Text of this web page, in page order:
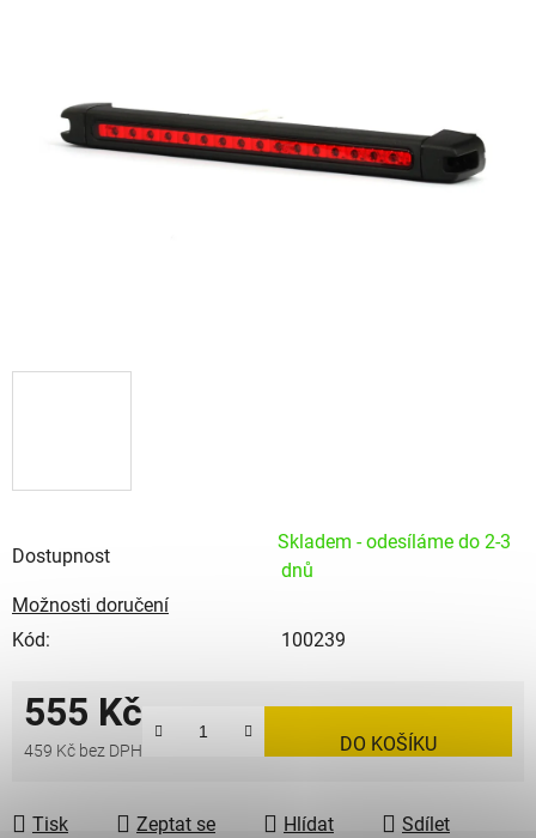
Dostupnost
Skladem - odesíláme do 2-3
dnů
Možnosti doručení
Kód:
100239
555 Kč
459 Kč bez DPH DO KOŠÍKU
Tisk Zeptat se Hlídat Sdílet